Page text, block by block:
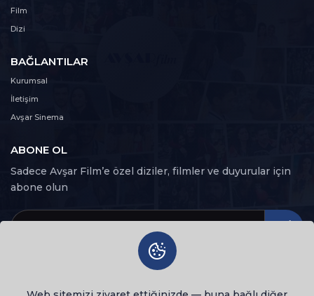
Film
Dizi
BAĞLANTILAR
Kurumsal
İletişim
Avşar Sinema
ABONE OL
Sadece Avşar Film’e özel diziler, filmler ve duyurular için
abone olun